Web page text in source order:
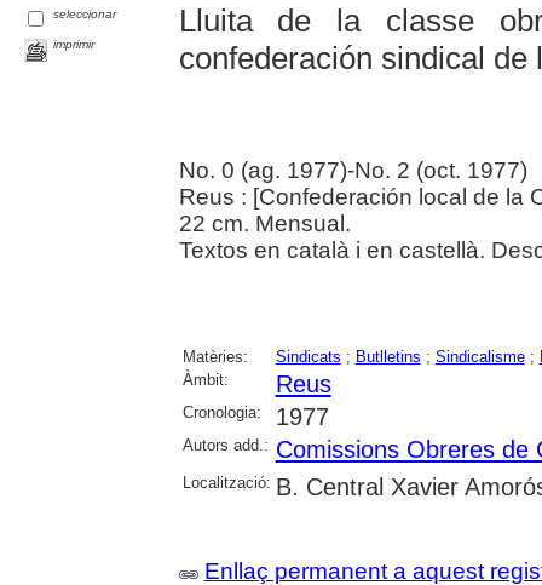
seleccionar
imprimir
Lluita de la classe
confederación sindical de
No. 0 (ag. 1977)-No. 2 (oct. 1977)
Reus : [Confederación local de la
22 cm. Mensual.
Textos en català i en castellà.
Matèries: Sindicats ; Butlletins ; Sindicalisme;
Àmbit:
Reus
Cronologia: 1977
Autors add.: Comissions Obreres de
Localització: B. Central Xavier
Enllaç permanent a aquest